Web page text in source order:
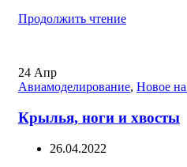
Продолжить чтение
24 Апр
Авиамоделирование, Новое на
Крылья, ноги и хвосты
26.04.2022